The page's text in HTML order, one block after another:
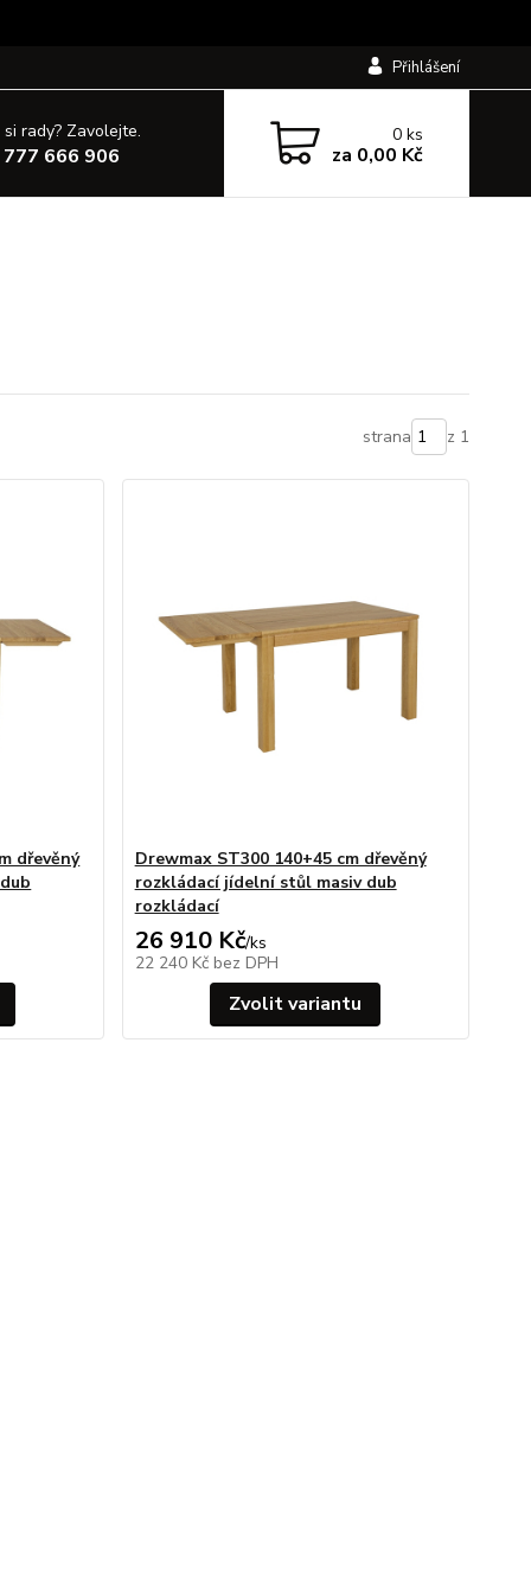
Přihlášení
rady? Zavolejte.
666 906
0ks
za 0,00 Kč
strana z 1
dřevěný
Drewmax ST300 140+45 cm dřevěný
rozkládací jídelní stůl masiv dub
rozkládací
26 910 Kč/ks
22 240 Kč bez DPH
Zvolit variantu